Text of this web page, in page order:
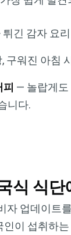
긴 감자 요리
구워진 아침
피 — 놀랍게도
니다.
식 식
자 업데이
이 섭취하